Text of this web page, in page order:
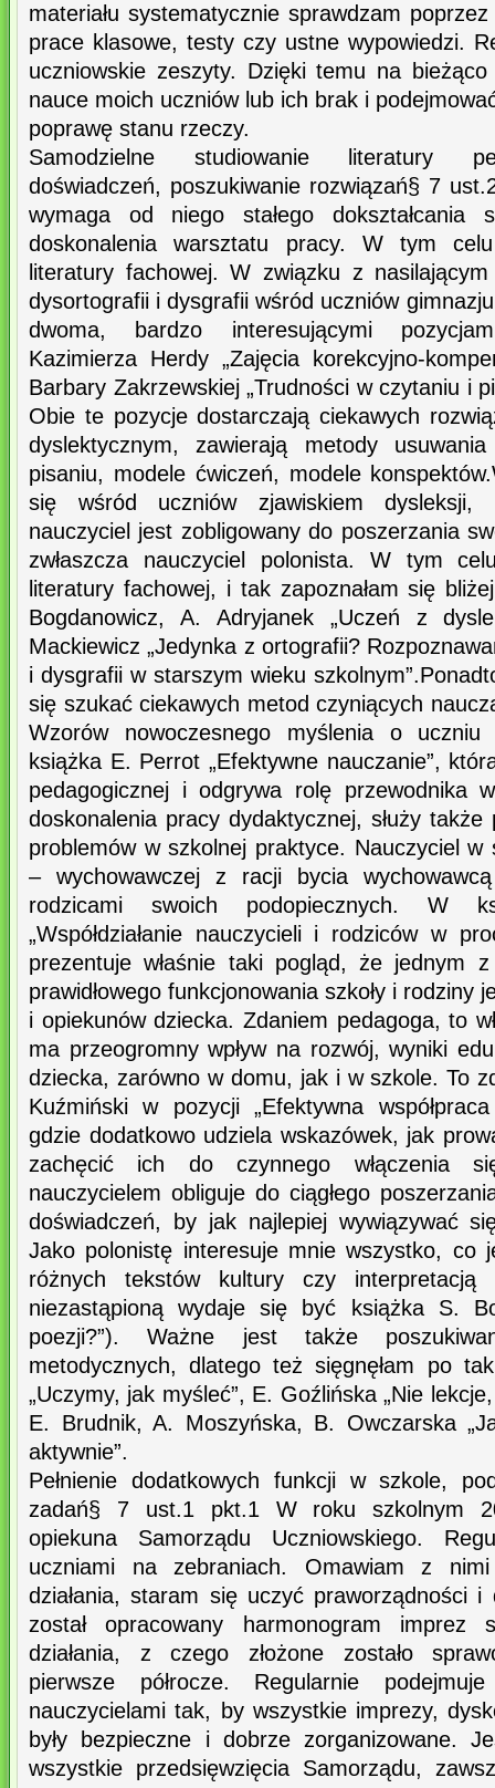
materiału systematycznie sprawdzam
prace klasowe, testy czy ustne wypowiedzi.
uczniowskie zeszyty. Dzięki temu na
nauce moich uczniów lub ich brak i
poprawę stanu rzeczy.
Samodzielne studiowanie literatury
doświadczeń, poszukiwanie rozwiązań§ 7
wymaga od niego stałego dokształcania
doskonalenia warsztatu pracy. W tym
literatury fachowej. W związku z
dysortografii i dysgrafii wśród uczniów
dwoma, bardzo interesującymi
Kazimierza Herdy „Zajęcia korekcyjno-
Barbary Zakrzewskiej „Trudności w czytaniu i
Obie te pozycje dostarczają ciekawych
dyslektycznym, zawierają metody
pisaniu, modele ćwiczeń, modele
się wśród uczniów zjawiskiem dysleksji,
nauczyciel jest zobligowany do poszerzania
zwłaszcza nauczyciel polonista. W tym
literatury fachowej, i tak zapoznałam się
Bogdanowicz, A. Adryjanek „Uczeń z
Mackiewicz „Jedynka z ortografii?
i dysgrafii w starszym wieku
się szukać ciekawych metod czyniących
Wzorów nowoczesnego myślenia o
książka E. Perrot „Efektywne nauczanie”,
pedagogicznej i odgrywa rolę przewodnika
doskonalenia pracy dydaktycznej, służy
problemów w szkolnej praktyce. Nauczyciel w
– wychowawczej z racji bycia
rodzicami swoich podopiecznych. W
„Współdziałanie nauczycieli i rodziców w
prezentuje właśnie taki pogląd, że jednym
prawidłowego funkcjonowania szkoły i rodziny
i opiekunów dziecka. Zdaniem pedagoga, to
ma przeogromny wpływ na rozwój, wyniki
dziecka, zarówno w domu, jak i w szkole. To
Kuźmiński w pozycji „Efektywna
gdzie dodatkowo udziela wskazówek, jak
zachęcić ich do czynnego włączenia
nauczycielem obliguje do ciągłego
doświadczeń, by jak najlepiej wywiązywać
Jako polonistę interesuje mnie wszystko, co
różnych tekstów kultury czy interpretacją
niezastąpioną wydaje się być książka S.
poezji?”). Ważne jest także
metodycznych, dlatego też sięgnęłam po
„Uczymy, jak myśleć”, E. Goźlińska „Nie
E. Brudnik, A. Moszyńska, B. Owczarska
aktywnie”.
Pełnienie dodatkowych funkcji w szkole,
zadań§ 7 ust.1 pkt.1 W roku szkolnym
opiekuna Samorządu Uczniowskiego.
uczniami na zebraniach. Omawiam z
działania, staram się uczyć praworządności
został opracowany harmonogram imprez
działania, z czego złożone zostało
pierwsze półrocze. Regularnie
nauczycielami tak, by wszystkie imprezy,
były bezpieczne i dobrze zorganizowane.
wszystkie przedsięwzięcia Samorządu,